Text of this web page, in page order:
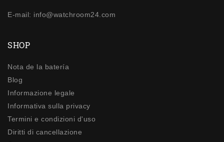
E-mail: info@watchroom24.com
SHOP
Nota de la batería
Blog
Informazione legale
Informativa sulla privacy
Termini e condizioni d'uso
Diritti di cancellazione